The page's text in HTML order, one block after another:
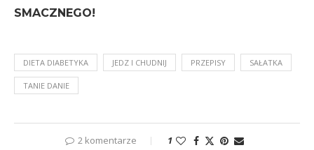
SMACZNEGO!
DIETA DIABETYKA JEDZ I CHUDNIJ PRZEPISY SAŁATKA
TANIE DANIE
2 komentarze 1